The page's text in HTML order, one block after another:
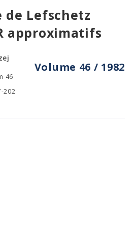
de Lefschetz
approximatifs
Volume 46 / 1982
46
202